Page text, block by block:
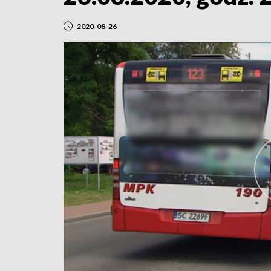
2020-08-26